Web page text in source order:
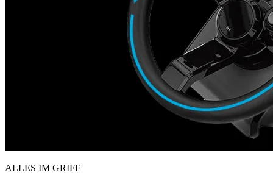
ALLES IM GRIFF